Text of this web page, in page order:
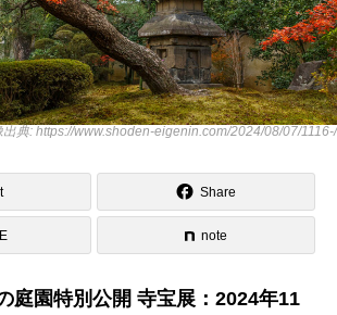
出典: https://www.shoden-eigenin.com/2024/08/07/1116-/
Share
note
庭園特別公開 寺宝展：2024年11